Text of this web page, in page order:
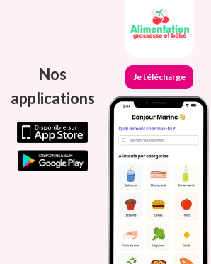
Nos
applications
Je télécharge